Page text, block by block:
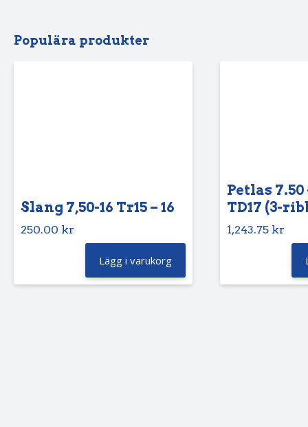
Populära produkter
Slang 7,50-16 Tr15 – 16
250.00 kr
Lägg i varukorg
Petlas 7.50
TD17 (3-
1,243.75 kr